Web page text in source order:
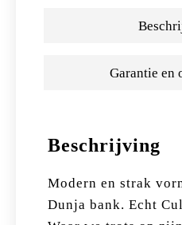
Garantie en
Beschrijving
Modern en strak
Dunja bank. Echt